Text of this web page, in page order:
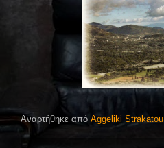
Αναρτήθηκε από Aggeliki Strakatou